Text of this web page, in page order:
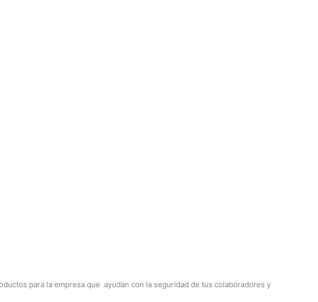
para la empresa que ayudan con la seguridad de tus colaboradores y